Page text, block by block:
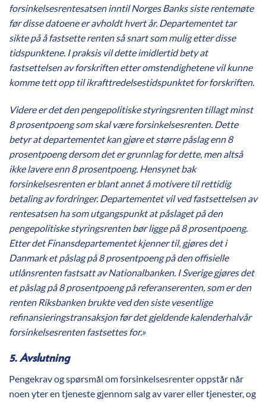
forsinkelsesrentesatsen inntil Norges Banks siste rentemøte
før disse datoene er avholdt hvert år. Departementet tar
sikte på å fastsette renten så snart som mulig etter disse
tidspunktene. I praksis vil dette imidlertid bety at
fastsettelsen av forskriften etter omstendighetene vil kunne
komme tett opp til ikrafttredelsestidspunktet for forskriften.
Videre er det den pengepolitiske styringsrenten tillagt minst
8 prosentpoeng som skal være forsinkelsesrenten. Dette
betyr at departementet kan gjøre et større påslag enn 8
prosentpoeng dersom det er grunnlag for dette, men altså
ikke lavere enn 8 prosentpoeng. Hensynet bak
forsinkelsesrenten er blant annet å motivere til rettidig
betaling av fordringer. Departementet vil ved fastsettelsen av
rentesatsen ha som utgangspunkt at påslaget på den
pengepolitiske styringsrenten bør ligge på 8 prosentpoeng.
Etter det Finansdepartementet kjenner til, gjøres det i
Danmark et påslag på 8 prosentpoeng på den offisielle
utlånsrenten fastsatt av Nationalbanken. I Sverige gjøres det
et påslag på 8 prosentpoeng på referanserenten, som er den
renten Riksbanken brukte ved den siste vesentlige
refinansieringstransaksjon før det gjeldende kalenderhalvår
forsinkelsesrenten fastsettes for.»
5. Avslutning
Pengekrav og spørsmål om forsinkelsesrenter oppstår når
noen yter en tjeneste gjennom salg av varer eller tjenester, og